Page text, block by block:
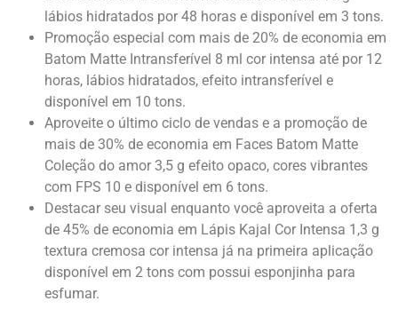
lábios hidratados por 48 horas e disponível em 3 tons.
Promoção especial com mais de 20% de economia em
Batom Matte Intransferível 8 ml cor intensa até por 12
horas, lábios hidratados, efeito intransferível e
disponível em 10 tons.
Aproveite o último ciclo de vendas e a promoção de
mais de 30% de economia em Faces Batom Matte
Coleção do amor 3,5 g efeito opaco, cores vibrantes
com FPS 10 e disponível em 6 tons.
Destacar seu visual enquanto você aproveita a oferta
de 45% de economia em Lápis Kajal Cor Intensa 1,3 g
textura cremosa cor intensa já na primeira aplicação
disponível em 2 tons com possui esponjinha para
esfumar.